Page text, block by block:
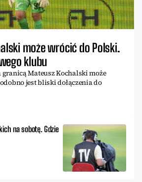
może wrócić do Polski.
klubu
granicą Mateusz Kochalski może
jest bliski dołączenia do
na sobotę. Gdzie